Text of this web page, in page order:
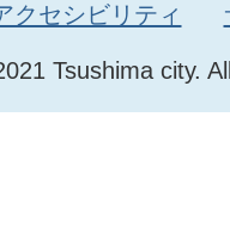
Tsushima city.
クセシビリティ